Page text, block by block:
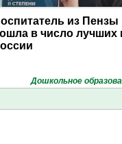
из Пензы
в число лучших
Дошкольное